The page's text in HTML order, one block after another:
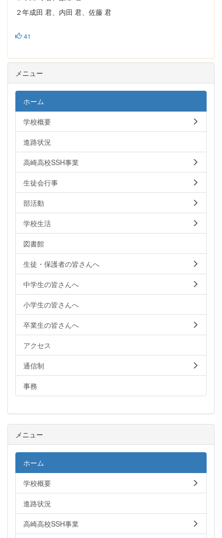
２年成田 君、内田 君、佐藤 君
41
メニュー
ホーム
学校概要
進路状況
高崎高校SSH事業
生徒会行事
部活動
学校生活
図書館
生徒・保護者の皆さんへ
中学生の皆さんへ
小学生の皆さんへ
卒業生の皆さんへ
アクセス
通信制
事務
メニュー
ホーム
学校概要
進路状況
高崎高校SSH事業